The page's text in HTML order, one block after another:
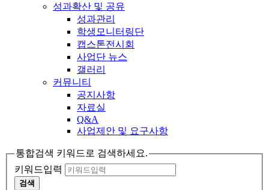
성과확산 및 공유
성과관리
학생모니터링단
캡스톤전시회
사업단 뉴스
갤러리
커뮤니티
공지사항
자료실
Q&A
사업제안 및 요구사항
통합검색 키워드로 검색하세요.
키워드입력
검색